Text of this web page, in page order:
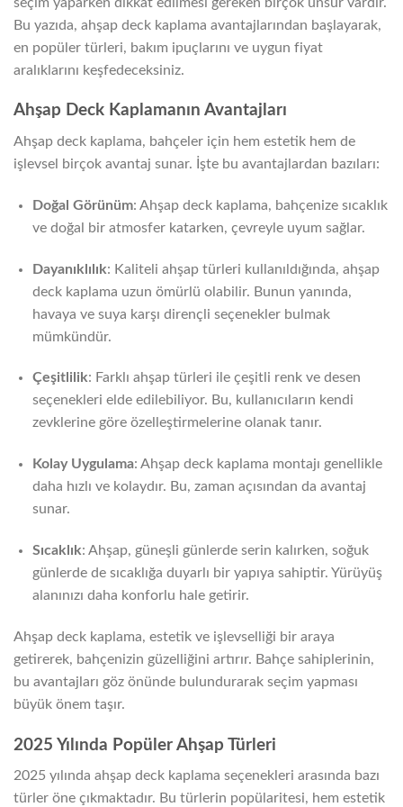
Bu yazıda, ahşap deck kaplama avantajlarından başlayarak,
en popüler türleri, bakım ipuçlarını ve uygun fiyat
aralıklarını keşfedeceksiniz.
Ahşap Deck Kaplamanın Avantajları
Ahşap deck kaplama, bahçeler için hem estetik hem de
işlevsel birçok avantaj sunar. İşte bu avantajlardan bazıları:
Doğal Görünüm: Ahşap deck kaplama, bahçenize sıcaklık
ve doğal bir atmosfer katarken, çevreyle uyum sağlar.
Dayanıklılık: Kaliteli ahşap türleri kullanıldığında, ahşap
deck kaplama uzun ömürlü olabilir. Bunun yanında,
havaya ve suya karşı dirençli seçenekler bulmak
mümkündür.
Çeşitlilik: Farklı ahşap türleri ile çeşitli renk ve desen
seçenekleri elde edilebiliyor. Bu, kullanıcıların kendi
zevklerine göre özelleştirmelerine olanak tanır.
Kolay Uygulama: Ahşap deck kaplama montajı genellikle
daha hızlı ve kolaydır. Bu, zaman açısından da avantaj
sunar.
Sıcaklık: Ahşap, güneşli günlerde serin kalırken, soğuk
günlerde de sıcaklığa duyarlı bir yapıya sahiptir. Yürüyüş
alanınızı daha konforlu hale getirir.
Ahşap deck kaplama, estetik ve işlevselliği bir araya
getirerek, bahçenizin güzelliğini artırır. Bahçe sahiplerinin,
bu avantajları göz önünde bulundurarak seçim yapması
büyük önem taşır.
2025 Yılında Popüler Ahşap Türleri
2025 yılında ahşap deck kaplama seçenekleri arasında bazı
türler öne çıkmaktadır. Bu türlerin popülaritesi, hem estetik